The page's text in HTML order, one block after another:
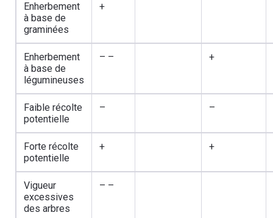
Enherbement
à base de
graminées
+
Enherbement
à base de
légumineuses
– – +
Faible récolte
potentielle
– –
Forte récolte
potentielle
+ +
Vigueur
excessives
des arbres
– –